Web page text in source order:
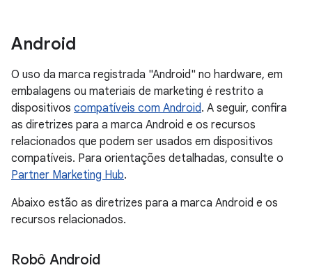
Android
O uso da marca registrada "Android" no hardware, em
embalagens ou materiais de marketing é restrito a
dispositivos compatíveis com Android. A seguir, confira
as diretrizes para a marca Android e os recursos
relacionados que podem ser usados em dispositivos
compatíveis. Para orientações detalhadas, consulte o
Partner Marketing Hub.
Abaixo estão as diretrizes para a marca Android e os
recursos relacionados.
Robô Android